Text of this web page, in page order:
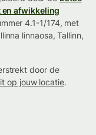
afwikkeling
4.1-1/174, met
linnaosa, Tallinn,
door de
op jouw locatie.